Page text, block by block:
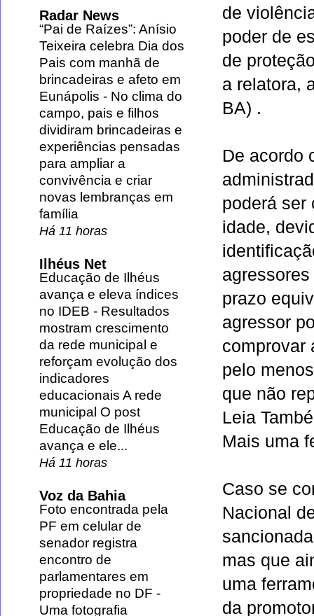
de
poder de
de
a relatora,
BA) .
De acordo
poderá ser
idade,
prazo
agressor
comprovar
pelo
que não
Leia
Mais uma
Caso se
Nacional
mas que
uma
da
Radar News
“Pai de Raízes”: Anísio
Teixeira celebra Dia dos
Pais com manhã de
brincadeiras e afeto em
Eunápolis - No clima do
campo, pais e filhos
dividiram brincadeiras e
experiências pensadas
para ampliar a
convivência e criar
novas lembranças em
família
Há 11 horas
Ilhéus Net
Educação de Ilhéus
avança e eleva índices
no IDEB - Resultados
mostram crescimento
da rede municipal e
reforçam evolução dos
indicadores
educacionais A rede
municipal O post
Educação de Ilhéus
avança e ele...
Há 11 horas
Voz da Bahia
Foto encontrada pela
PF em celular de
senador registra
encontro de
parlamentares em
propriedade no DF -
Uma fotografia